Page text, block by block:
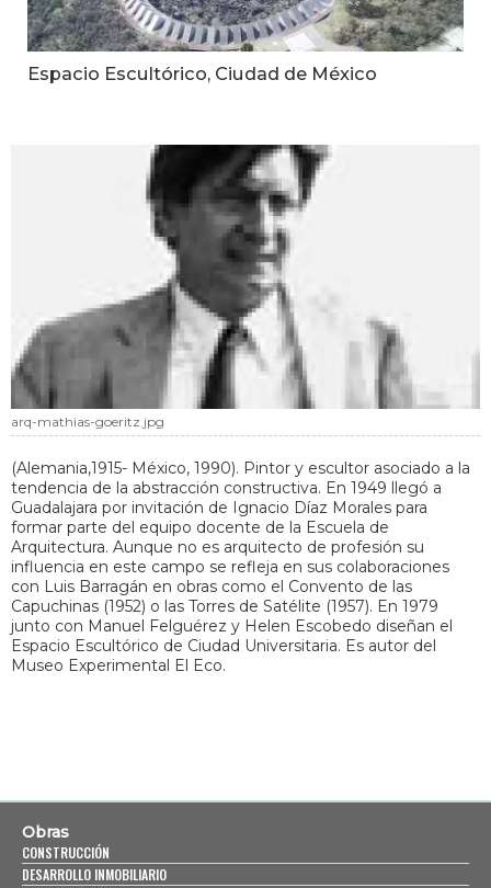
Espacio Escultórico, Ciudad de México
arq-mathias-goeritz.jpg
(Alemania,1915- México, 1990). Pintor y escultor asociado a la
tendencia de la abstracción constructiva. En 1949 llegó a
Guadalajara por invitación de Ignacio Díaz Morales para
formar parte del equipo docente de la Escuela de
Arquitectura. Aunque no es arquitecto de profesión su
influencia en este campo se refleja en sus colaboraciones
con Luis Barragán en obras como el Convento de las
Capuchinas (1952) o las Torres de Satélite (1957). En 1979
junto con Manuel Felguérez y Helen Escobedo diseñan el
Espacio Escultórico de Ciudad Universitaria. Es autor del
Museo Experimental El Eco.
Obras
CONSTRUCCIÓN
DESARROLLO INMOBILIARIO